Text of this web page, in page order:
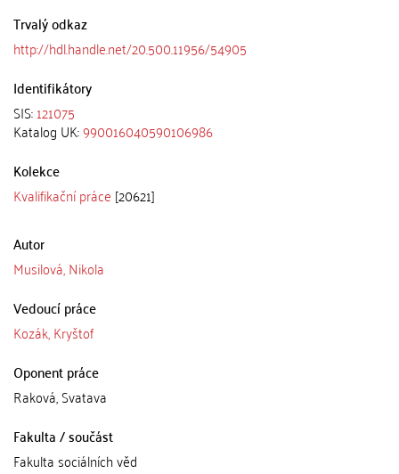
Trvalý odkaz
http://hdl.handle.net/20.500.11956/54905
Identifikátory
SIS:121075
Katalog UK:990016040590106986
Kolekce
Kvalifikační práce [20621]
Autor
Musilová, Nikola
Vedoucí práce
Kozák, Kryštof
Oponent práce
Raková, Svatava
Fakulta / součást
Fakulta sociálních věd